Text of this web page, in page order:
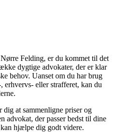
Felding, er du kommet til det
dygtige advokater, der er klar
behov. Uanset om du har brug
eller strafferet, kan du
at sammenligne priser og
advokat, der passer bedst til dine
hjælpe dig godt videre.